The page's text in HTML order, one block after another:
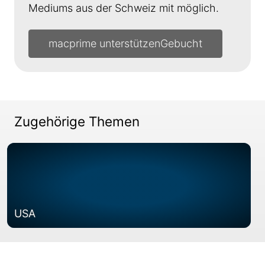
Mediums aus der Schweiz mit möglich.
macprime unterstützen
Zugehörige Themen
USA